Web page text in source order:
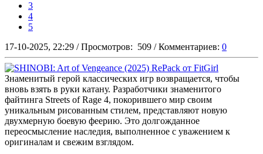
3
4
5
17-10-2025, 22:29 / Просмотров: 509 / Комментариев: 0
Знаменитый герой классических игр возвращается, чтобы
вновь взять в руки катану. Разработчики знаменитого
файтинга Streets of Rage 4, покорившего мир своим
уникальным рисованным стилем, представляют новую
двухмерную боевую феерию. Это долгожданное
переосмысление наследия, выполненное с уважением к
оригиналам и свежим взглядом.